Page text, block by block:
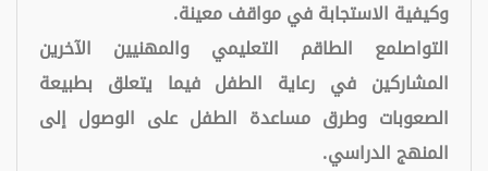
وكيفية الاستجابة في مواقف معينة.
التواصلمع الطاقم التعليمي والمهنيين الآخرين
المشاركين في رعاية الطفل فيما يتعلق بطبيعة
الصعوبات وطرق مساعدة الطفل على الوصول إلى
المنهج الدراسي.